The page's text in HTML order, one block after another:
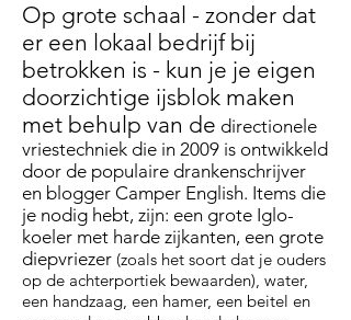
Op grote schaal - zonder dat
er een lokaal bedrijf bij
betrokken is - kun je je eigen
doorzichtige ijsblok maken
met behulp van de directionele
vriestechniek die in 2009 is ontwikkeld
door de populaire drankenschrijver
en blogger Camper English. Items die
je nodig hebt, zijn: een grote Iglo-
koeler met harde zijkanten, een grote
diepvriezer (zoals het soort dat je ouders
op de achterportiek bewaarden), water,
een handzaag, een hamer, een beitel en